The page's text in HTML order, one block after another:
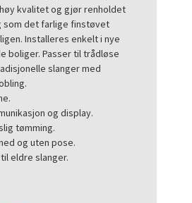
høy kvalitet og gjør renholdet
som det farlige finstøvet
Installeres enkelt i nye
boliger. Passer til trådløse
slanger med
og display.
tømming.
og uten pose.
eldre slanger.